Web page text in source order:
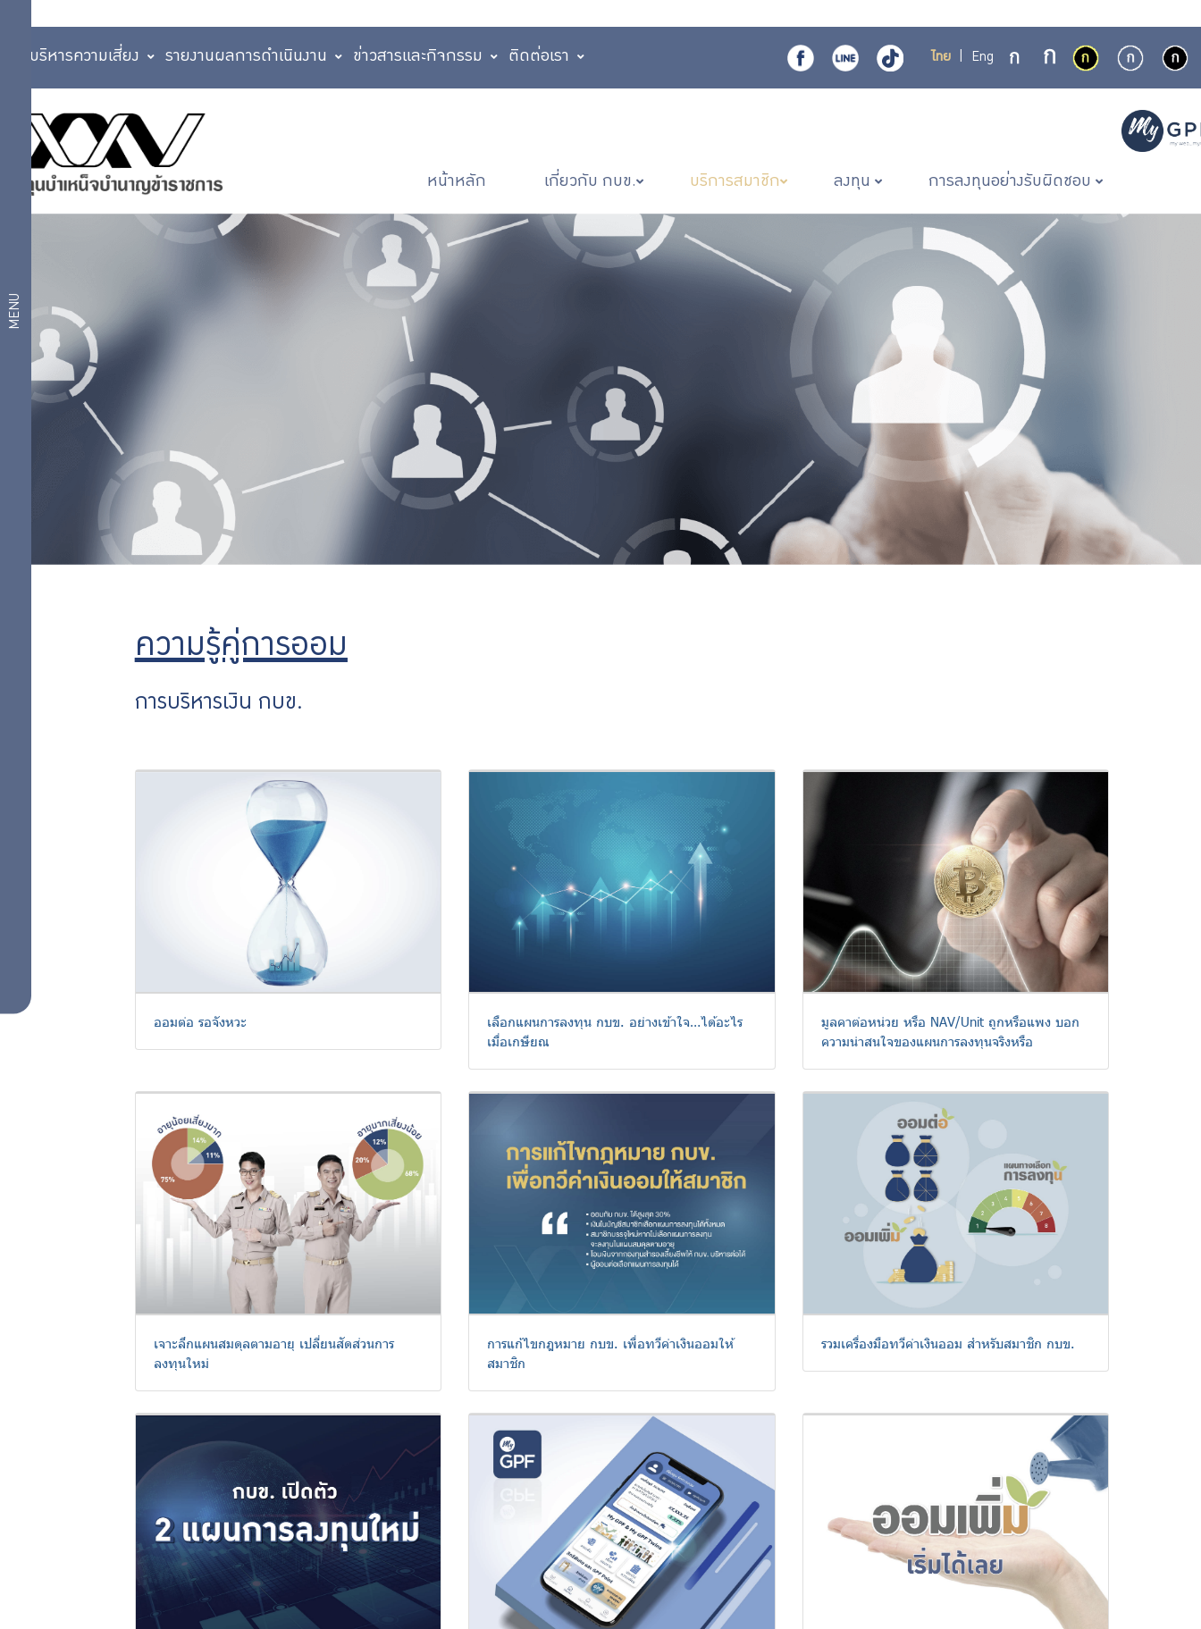
ไทย Eng
การบริหารความเสี่ยง รายงานผลการดำเนินงาน ข่าวสารและกิจกรรม ติดต่อเรา
หน้าหลัก เกี่ยวกับ กบข. บริการสมาชิก ลงทุน การลงทุนอย่างรับผิดชอบ
MENU
สมาชิก
แผนการ
ออม
เพิ่ม
ออม
ปรึกษา
กิจกรรม
การ
บริหาร
การ
ลงทุน
การ
ความรู้คู่การออม
การบริหารเงิน กบข.
ออมต่อ รอจังหวะ
เลือกแผนการลงทุน กบข. อย่างเข้าใจ…ได้อะไร
เมื่อเกษียณ
มูลคาต่อหน่วย หรือ NAV/Unit ถูกหรือแพง บอก
ความน่าสนใจของแผนการลงทุนจริงหรือ
เจาะลึกแผนสมดุลตามอายุ เปลี่ยนสัดส่วนการ
ลงทุนใหม่
การแก้ไขกฎหมาย กบข. เพื่อทวีค่าเงินออมให้
สมาชิก
รวมเครื่องมือทวีค่าเงินออม สำหรับสมาชิก กบข.